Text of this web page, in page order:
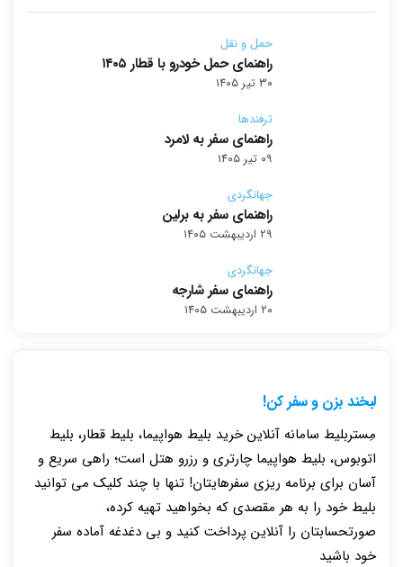
حمل و نقل
راهنمای حمل خودرو با قطار ۱۴۰۵
۳۰ تیر ۱۴۰۵
ترفندها
راهنمای سفر به لامرد
۰۹ تیر ۱۴۰۵
جهانگردی
راهنمای سفر به برلین
۲۹ اردیبهشت ۱۴۰۵
جهانگردی
راهنمای سفر شارجه
۲۰ اردیبهشت ۱۴۰۵
لبخند بزن و سفر کن!
مِستربلیط سامانه آنلاین خرید بلیط هواپیما، بلیط قطار، بلیط
اتوبوس، بلیط هواپیما چارتری و رزرو هتل است؛ راهی سریع و
آسان برای برنامه ریزی سفرهایتان! تنها با چند کلیک می توانید
بلیط خود را به هر مقصدی که بخواهید تهیه کرده،
صورتحسابتان را آنلاین پرداخت کنید و بی دغدغه آماده سفر
خود باشید